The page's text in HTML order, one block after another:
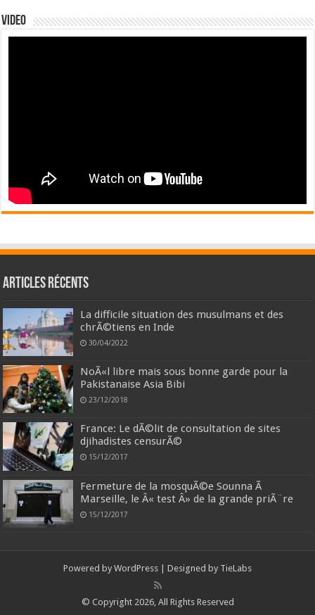
Video
Articles récents
La difficile situation des musulmans et des
chrÃ©tiens en Inde
30/04/2022
NoÃ«l libre mais sous bonne garde pour la
Pakistanaise Asia Bibi
23/12/2018
France: Le dÃ©lit de consultation de sites
djihadistes censurÃ©
15/12/2017
Fermeture de la mosquÃ©e Sounna Ã
Marseille, le Â« test Â» de la grande priÃ¨re
15/12/2017
Powered by WordPress | Designed by TieLabs
© Copyright 2026, All Rights Reserved